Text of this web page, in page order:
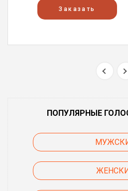
Заказать
ПОПУЛЯРНЫЕ